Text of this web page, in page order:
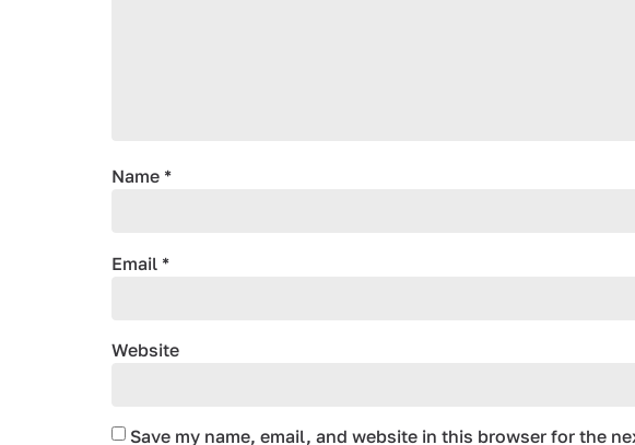
Name *
Email *
Website
Save my name, email, and website in this browser for the